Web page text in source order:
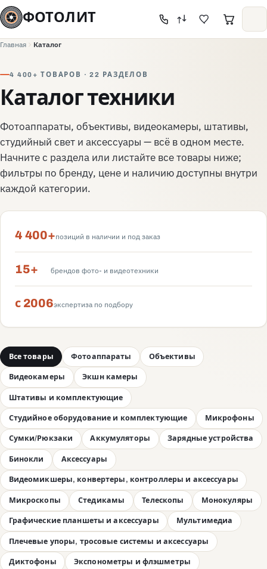
ФОТОЛИТ
Главная Каталог
4 400+ ТОВАРОВ · 22 РАЗДЕЛОВ
Каталог техники
Фотоаппараты, объективы, видеокамеры, штативы,
студийный свет и аксессуары — всё в одном месте.
Начните с раздела или листайте все товары ниже;
фильтры по бренду, цене и наличию доступны внутри
каждой категории.
4 400+позиций в наличии и под заказ
15+ брендов фото- и видеотехники
с 2006экспертиза по подбору
Все товары Фотоаппараты Объективы
Видеокамеры Экшн камеры
Штативы и комплектующие
Студийное оборудование и комплектующие Микрофоны
Сумки/Рюкзаки Аккумуляторы Зарядные устройства
Бинокли Аксессуары
Видеомикшеры, конвертеры, контроллеры и аксессуары
Микроскопы Стедикамы Телескопы Монокуляры
Графические планшеты и аксессуары Мультимедиа
Плечевые упоры, тросовые системы и аксессуары
Диктофоны Экспонометры и флэшметры